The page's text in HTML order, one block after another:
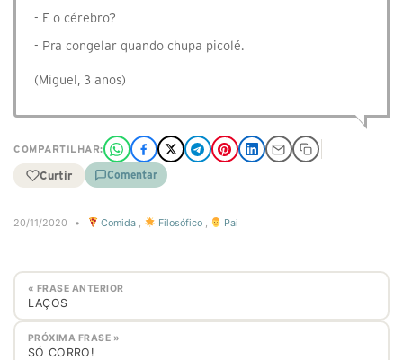
- E o cérebro?
- Pra congelar quando chupa picolé.
(Miguel, 3 anos)
COMPARTILHAR:
Curtir Comentar
20/11/2020 • Comida , Filosófico, Pai
« FRASE ANTERIOR
LAÇOS
PRÓXIMA FRASE »
SÓ CORRO!